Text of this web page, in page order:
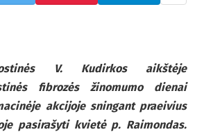
V. Kudirkos aikštėje
fibrozės žinomumo dienai
akcijoje sningant praeivius
pasirašyti kvietė p. Raimondas.